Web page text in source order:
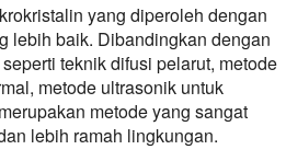
yang diperoleh dengan
lebih baik. Dibandingkan dengan
teknik difusi pelarut, metode
metode ultrasonik untuk
metode yang sangat
lebih ramah lingkungan.